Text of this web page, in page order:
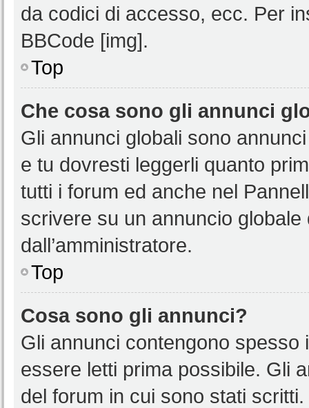
da codici di accesso, ecc. Per
BBCode [img].
Top
Che cosa sono gli annunci
Gli annunci globali sono
e tu dovresti leggerli quanto
tutti i forum ed anche nel
scrivere su un annuncio
dall’amministratore.
Top
Cosa sono gli annunci?
Gli annunci contengono
essere letti prima possibile. Gli
del forum in cui sono stati